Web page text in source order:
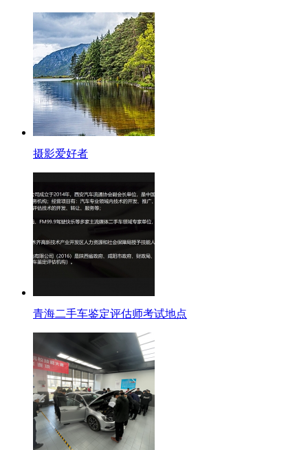
摄影爱好者
青海二手车鉴定评估师考试地点